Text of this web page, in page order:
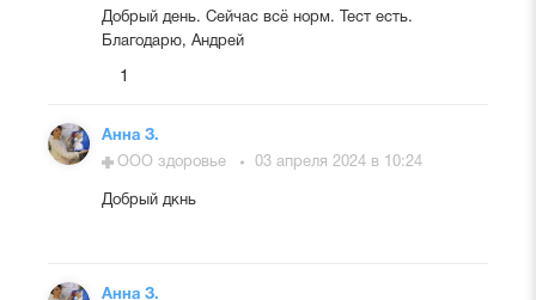
Добрый день. Сейчас всё норм. Тест есть.
Благодарю, Андрей
1
Анна З.
ООО здоровье
03 апреля 2024 в 10:24
Добрый дкнь
Анна З.